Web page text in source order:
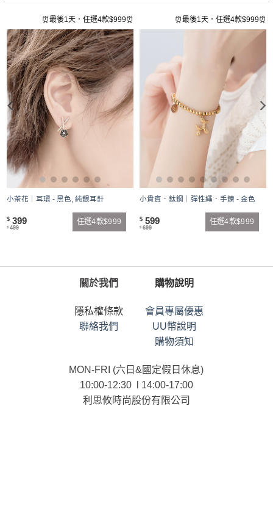
⏰最後1天．任選4款$999⏰
小茶花｜耳環 - 黑色, 純銀耳針
$ 399
$ 499
任選4款$999
⏰最後1天．任選4款$999⏰
小貴賓．鈦鋼｜彈性繩．手鍊 - 金色
$ 599
$ 699
任選4款$999
關於我們
隱私權條款
聯絡我們
購物說明
會員專屬優惠
UU幣說明
購物須知
MON-FRI (六日&國定假日休息)
10:00-12:30 l 14:00-17:00
利思攸時尚股份有限公司